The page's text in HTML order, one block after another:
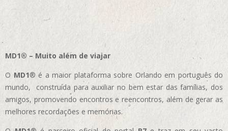
MD1® – Muito além de viajar
O MD1® é a maior plataforma sobre Orlando em português do
mundo, construída para auxiliar no bem estar das famílias, dos
amigos, promovendo encontros e reencontros, além de gerar as
melhores recordações e memórias.